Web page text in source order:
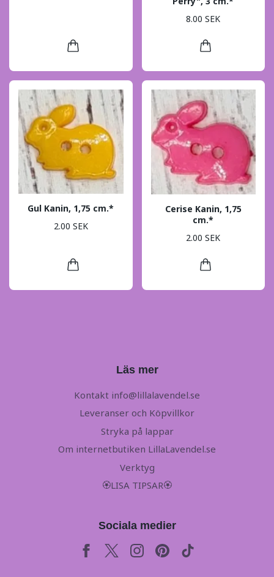
8.00 SEK
Gul Kanin, 1,75 cm.*
2.00 SEK
Cerise Kanin, 1,75
cm.*
2.00 SEK
Läs mer
Kontakt info@lillalavendel.se
Leveranser och Köpvillkor
Stryka på lappar
Om internetbutiken LillaLavendel.se
Verktyg
🏵LISA TIPSAR🏵
Sociala medier